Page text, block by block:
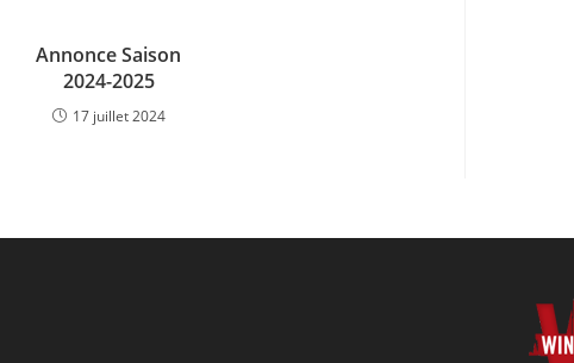
Annonce Saison
2024-2025
17 juillet 2024